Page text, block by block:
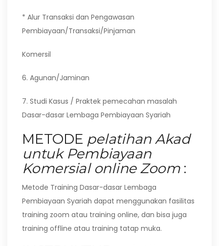
* Alur Transaksi dan Pengawasan
Pembiayaan/Transaksi/Pinjaman
Komersil
6. Agunan/Jaminan
7. Studi Kasus / Praktek pemecahan masalah
Dasar-dasar Lembaga Pembiayaan Syariah
METODE pelatihan Akad
untuk Pembiayaan
Komersial online Zoom:
Metode Training Dasar-dasar Lembaga
Pembiayaan Syariah dapat menggunakan fasilitas
training zoom atau training online, dan bisa juga
training offline atau training tatap muka.